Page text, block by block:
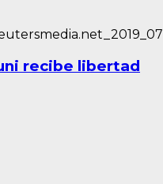
recibe libertad